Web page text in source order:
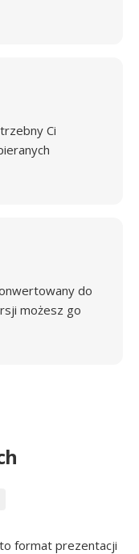
Ci
do
możesz go
format prezentacji